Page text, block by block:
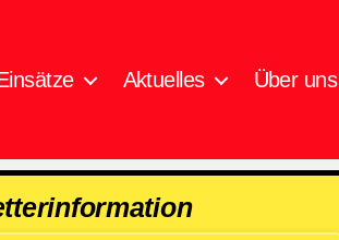
Aktuelles Über uns